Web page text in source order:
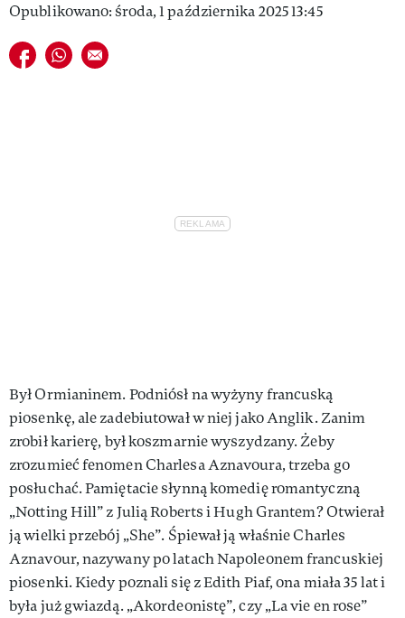
Opublikowano: środa, 1 października 2025 13:45
Udostępnij na facebook
Udostępnij na whatsapp
E-mail do przyjaciela
Był Ormianinem. Podniósł na wyżyny francuską
piosenkę, ale zadebiutował w niej jako Anglik. Zanim
zrobił karierę, był koszmarnie wyszydzany. Żeby
zrozumieć fenomen Charlesa Aznavoura, trzeba go
posłuchać. Pamiętacie słynną komedię romantyczną
„Notting Hill” z Julią Roberts i Hugh Grantem? Otwierał
ją wielki przebój „She”. Śpiewał ją właśnie Charles
Aznavour, nazywany po latach Napoleonem francuskiej
piosenki. Kiedy poznali się z Edith Piaf, ona miała 35 lat i
była już gwiazdą. „Akordeonistę”, czy „La vie en rose”